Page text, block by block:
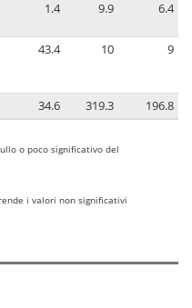
1.4 9.9 6.4
43.4 10 9
34.6 319.3 196.8
o poco significativo del
i valori non significativi